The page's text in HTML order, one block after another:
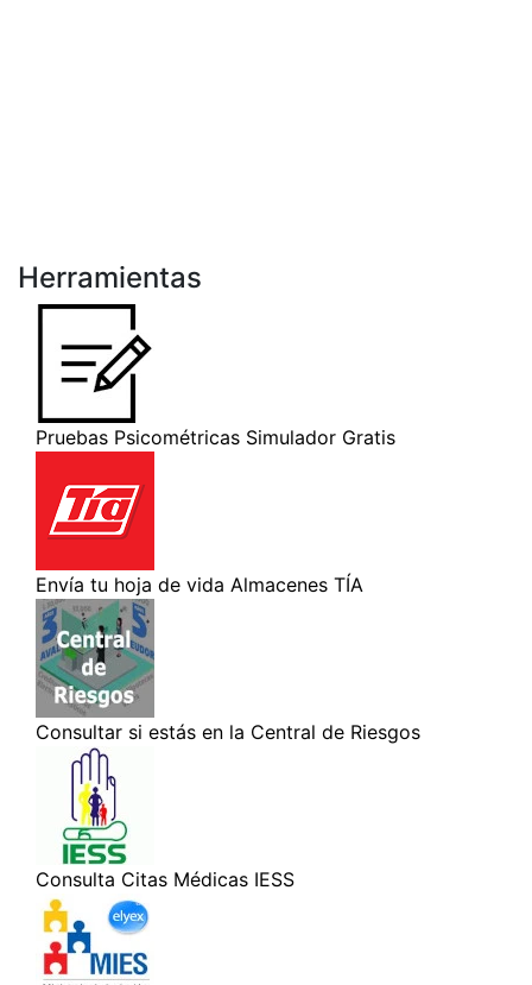
Herramientas